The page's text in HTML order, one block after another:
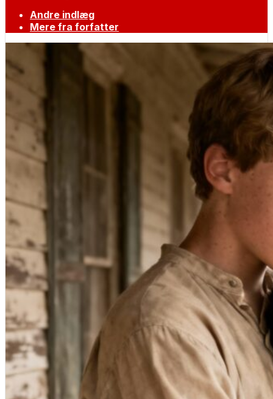
Andre indlæg
Mere fra forfatter